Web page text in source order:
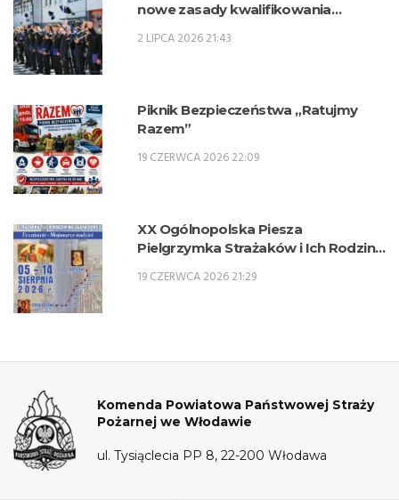
nowe zasady kwalifikowania
zawodowe w zawodzie technik
2 LIPCA 2026 21:43
Piknik Bezpieczeństwa „Ratujmy
Razem”
19 CZERWCA 2026 22:09
XX Ogólnopolska Piesza
Pielgrzymka Strażaków i Ich Rodzin
19 CZERWCA 2026 21:29
Komenda Powiatowa Państwowej Straży
Pożarnej we Włodawie
ul. Tysiąclecia PP 8, 22-200 Włodawa